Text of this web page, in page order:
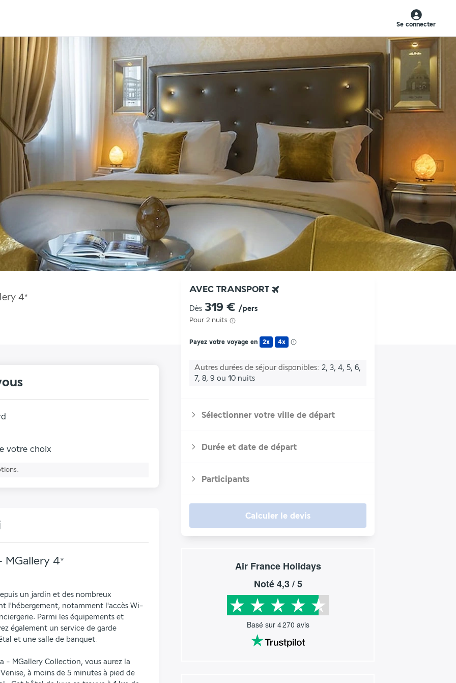
Se connecter
4*
AVEC TRANSPORT
Dès 319 € /pers
Pour 2 nuits
Payez votre voyage en 2x 4x
Autres durées de séjour disponibles 2, 3, 4, 5, 6,
7, 8, 9 ou 10 nuits
Sélectionner votre ville de départ
Durée et date de départ
Participants
Calculer le devis
Air France Holidays
Noté4,3/ 5
Basé sur 4 270 avis
votre choix
MGallery 4*
un jardin et des nombreux
l'hébergement, notamment l'accès Wi-
Parmi les équipements et
également un service de garde
et une salle de banquet.
- MGallery Collection, vous aurez la
à moins de 5 minutes à pied de